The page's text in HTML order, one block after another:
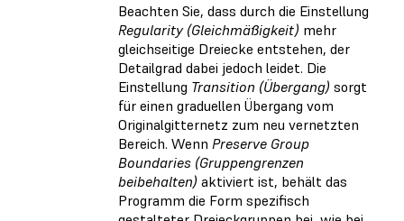
Beachten Sie, dass durch die Einstellung
Regularity (Gleichmäßigkeit) mehr
gleichseitige Dreiecke entstehen, der
Detailgrad dabei jedoch leidet. Die
Einstellung Transition (Übergang) sorgt
für einen graduellen Übergang vom
Originalgitternetz zum neu vernetzten
Bereich. Wenn Preserve Group
Boundaries (Gruppengrenzen
beibehalten) aktiviert ist, behält das
Programm die Form spezifisch